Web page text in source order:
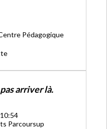
arriver là.
Parcoursup